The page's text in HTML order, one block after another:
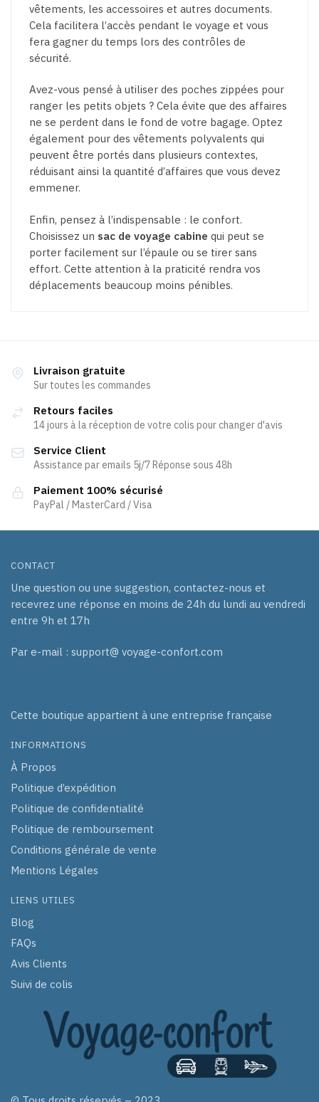
vêtements, les accessoires et autres documents.
Cela facilitera l’accès pendant le voyage et vous
fera gagner du temps lors des contrôles de
sécurité.
Avez-vous pensé à utiliser des poches zippées pour
ranger les petits objets ? Cela évite que des affaires
ne se perdent dans le fond de votre bagage. Optez
également pour des vêtements polyvalents qui
peuvent être portés dans plusieurs contextes,
réduisant ainsi la quantité d’affaires que vous devez
emmener.
Enfin, pensez à l’indispensable : le confort.
Choisissez un sac de voyage cabine qui peut se
porter facilement sur l’épaule ou se tirer sans
effort. Cette attention à la praticité rendra vos
déplacements beaucoup moins pénibles.
Livraison gratuite
Sur toutes les commandes
Retours faciles
14 jours à la réception de votre colis pour changer d'avis
Service Client
Assistance par emails 5j/7 Réponse sous 48h
Paiement 100% sécurisé
PayPal / MasterCard / Visa
CONTACT
Une question ou une suggestion, contactez-nous et
recevrez une réponse en moins de 24h du lundi au vendredi
entre 9h et 17h
Par e-mail : support@ voyage-confort.com
Cette boutique appartient à une entreprise française
INFORMATIONS
À Propos
Politique d’expédition
Politique de confidentialité
Politique de remboursement
Conditions générale de vente
Mentions Légales
LIENS UTILES
Blog
FAQs
Avis Clients
Suivi de colis